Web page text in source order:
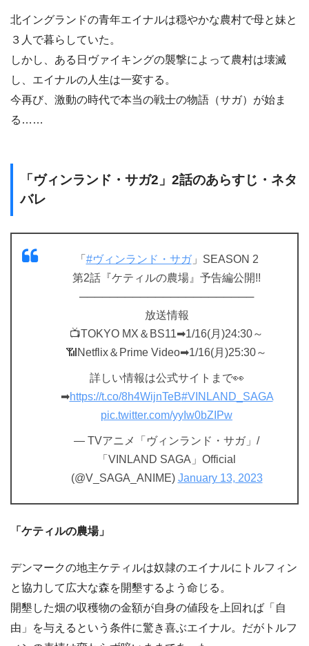
北イングランドの青年エイナルは穏やかな農村で母と妹と
３人で暮らしていた。
しかし、ある日ヴァイキングの襲撃によって農村は壊滅
し、エイナルの人生は一変する。
今再び、激動の時代で本当の戦士の物語（サガ）が始ま
る……
「ヴィンランド・サガ2」2話のあらすじ・ネタ
バレ
「 #ヴィンランド・サガ」SEASON 2
第2話『ケティルの農場』予告編公開!!
───────────────────────
放送情報
📺TOKYO MX＆BS11➡1/16(月)24:30～
📶Netflix＆Prime Video➡1/16(月)25:30～
詳しい情報は公式サイトまで👀
➡https://t.co/8h4WijnTeB#VINLAND_SAGA
pic.twitter.com/yyIw0bZIPw
— TVアニメ「ヴィンランド・サガ」/
「VINLAND SAGA」Official
(@V_SAGA_ANIME) January 13, 2023
「ケティルの農場」
デンマークの地主ケティルは奴隷のエイナルにトルフィン
と協力して広大な森を開墾するよう命じる。
開墾した畑の収穫物の金額が自身の値段を上回れば「自
由」を与えるという条件に驚き喜ぶエイナル。だがトルフ